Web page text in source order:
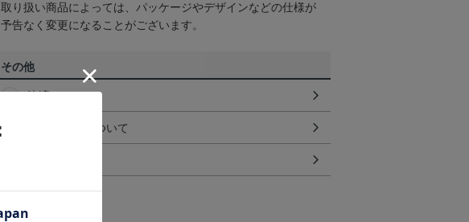
取り扱い商品によっては、パッケージやデザインなどの仕様が
予告なく変更になることがございます。
その他
決済について
ギフト対応について